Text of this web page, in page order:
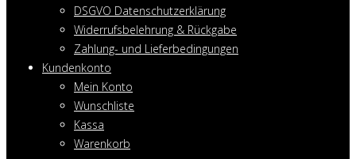
DSGVO Datenschutzerklärung
Widerrufsbelehrung & Rückgabe
Zahlung- und Lieferbedingungen
Kundenkonto
Mein Konto
Wunschliste
Kassa
Warenkorb